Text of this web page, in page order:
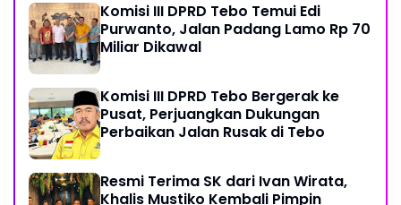
Komisi III DPRD Tebo Temui Edi
Purwanto, Jalan Padang Lamo Rp 70
Miliar Dikawal
Komisi III DPRD Tebo Bergerak ke
Pusat, Perjuangkan Dukungan
Perbaikan Jalan Rusak di Tebo
Resmi Terima SK dari Ivan Wirata,
Khalis Mustiko Kembali Pimpin